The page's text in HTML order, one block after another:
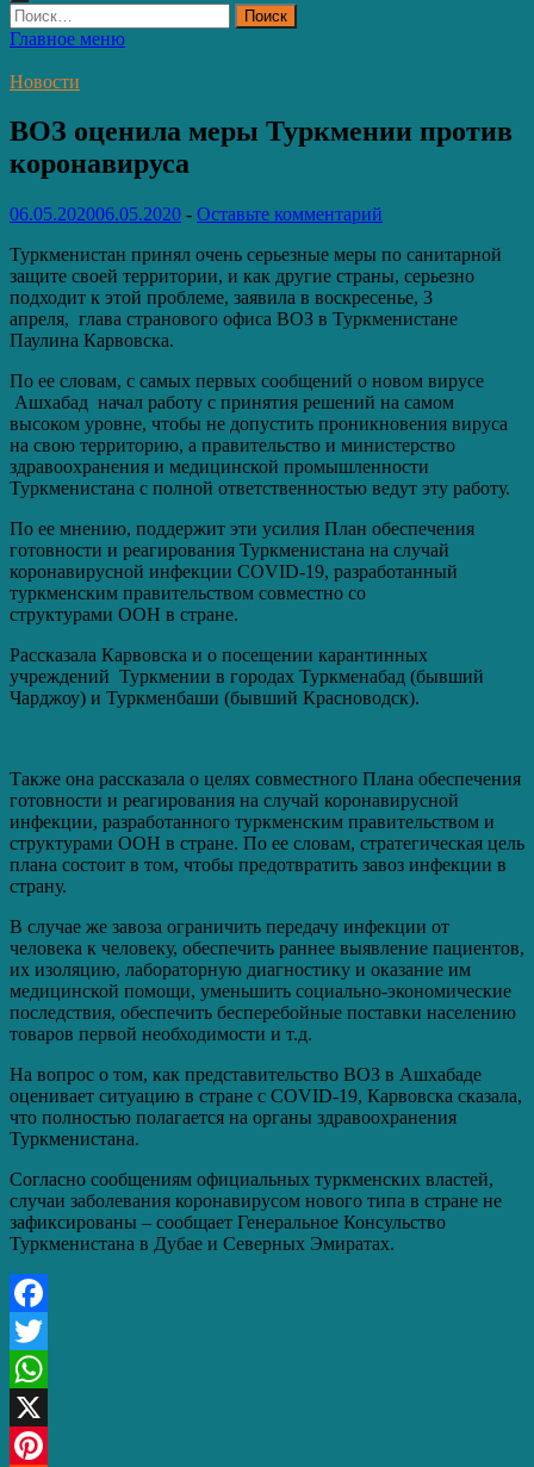
Найти:
Главное меню
Новости
ВОЗ оценила меры Туркмении против
коронавируса
06.05.202006.05.2020 - Оставьте комментарий
Туркменистан принял очень серьезные меры по санитарной
защите своей территории, и как другие страны, серьезно
подходит к этой проблеме, заявила в воскресенье, 3
апреля, глава странового офиса ВОЗ в Туркменистане
Паулина Карвовска.
По ее словам, с самых первых сообщений о новом вирусе
Ашхабад начал работу с принятия решений на самом
высоком уровне, чтобы не допустить проникновения вируса
на свою территорию, а правительство и министерство
здравоохранения и медицинской промышленности
Туркменистана с полной ответственностью ведут эту работу.
По ее мнению, поддержит эти усилия План обеспечения
готовности и реагирования Туркменистана на случай
коронавирусной инфекции COVID-19, разработанный
туркменским правительством совместно со
структурами ООН в стране.
Рассказала Карвовска и о посещении карантинных
учреждений Туркмении в городах Туркменабад (бывший
Чарджоу) и Туркменбаши (бывший Красноводск).
Также она рассказала о целях совместного Плана обеспечения
готовности и реагирования на случай коронавирусной
инфекции, разработанного туркменским правительством и
структурами ООН в стране. По ее словам, стратегическая цель
плана состоит в том, чтобы предотвратить завоз инфекции в
страну.
В случае же завоза ограничить передачу инфекции от
человека к человеку, обеспечить раннее выявление пациентов,
их изоляцию, лабораторную диагностику и оказание им
медицинской помощи, уменьшить социально-экономические
последствия, обеспечить бесперебойные поставки населению
товаров первой необходимости и т.д.
На вопрос о том, как представительство ВОЗ в Ашхабаде
оценивает ситуацию в стране с COVID-19, Карвовска сказала,
что полностью полагается на органы здравоохранения
Туркменистана.
Согласно сообщениям официальных туркменских властей,
случаи заболевания коронавирусом нового типа в стране не
зафиксированы – сообщает Генеральное Консульство
Туркменистана в Дубае и Северных Эмиратах.
Facebook
Twitter
WhatsApp
X